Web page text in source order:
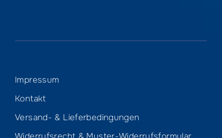
Impressum
Kontakt
Versand- & Lieferbedingungen